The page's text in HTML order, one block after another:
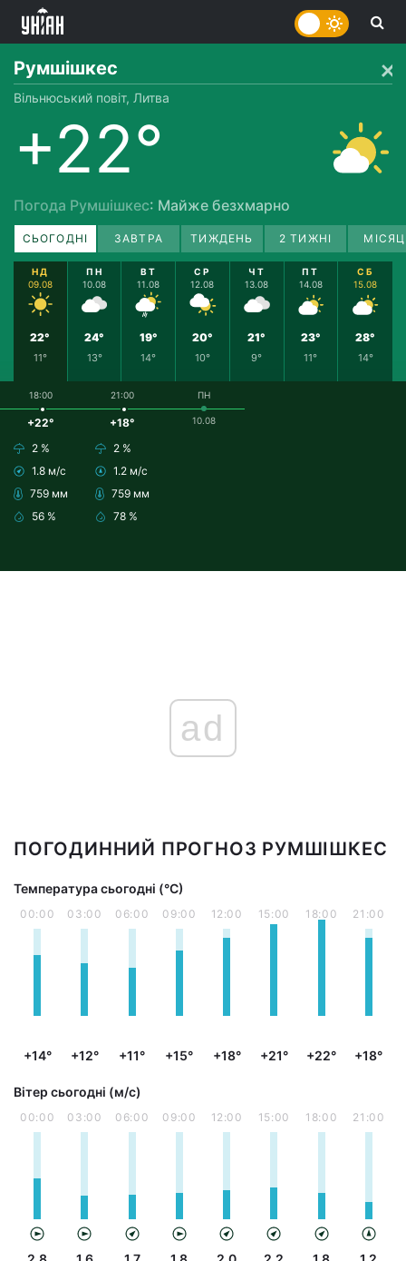
Румшішкес
Вільнюський повіт, Литва
+22°
Погода Румшішкес: Майже безхмарно
СЬОГОДНІ ЗАВТРА ТИЖДЕНЬ 2 ТИЖНІ
НД
09.08
22°
11°
ПН
10.08
24°
13°
ВТ
11.08
19°
14°
СР
12.08
20°
10°
ЧТ
13.08
21°
9°
ПТ
14.08
23°
11°
СБ
15.08
28°
14°
18:00
+22°
2 %
1.8 м/с
759 мм
56 %
21:00
+18°
2 %
1.2 м/с
759 мм
78 %
ПН
10.08
ad
ПОГОДИННИЙ ПРОГНОЗ РУМШІШКЕС
Температура сьогодні (°С)
00:00
+14°
03:00
+12°
06:00
+11°
09:00
+15°
12:00
+18°
15:00
+21°
18:00
+22°
21:00
+18°
Вітер сьогодні (м/с)
00:00 03:00 06:00 09:00 12:00 15:00 18:00 21:00